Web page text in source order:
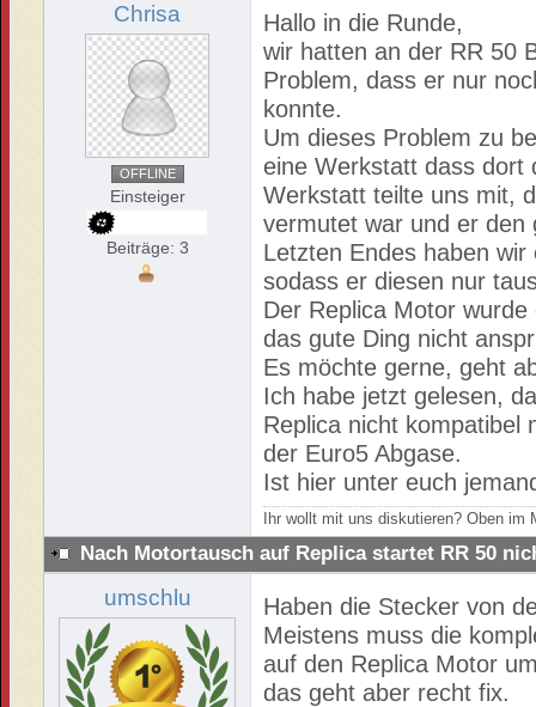
Chrisa
OFFLINE
Einsteiger
Beiträge: 3
Hallo in die Runde,
wir hatten an der RR 50
Problem, dass er nur
konnte.
Um dieses Problem zu
eine Werkstatt dass dort
Werkstatt teilte uns mit,
vermutet war und er
Letzten Endes haben
sodass er diesen nur
Der Replica Motor
das gute Ding nicht
Es möchte gerne, geht
Ich habe jetzt gelesen,
Replica nicht kompatibel
der Euro5 Abgase.
Ist hier unter euch
Ihr wollt mit uns diskutieren? Oben
Nach Motortausch auf Replica startet RR 50
umschlu
Haben die Stecker von
Meistens muss die
auf den Replica Motor
das geht aber recht fix.